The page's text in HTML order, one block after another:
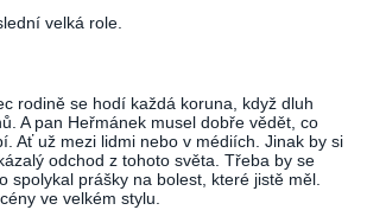
velká role.
rodině se hodí každá koruna, když dluh
A pan Heřmánek musel dobře vědět, co
Ať už mezi lidmi nebo v médiích. Jinak by si
odchod z tohoto světa. Třeba by se
spolykal prášky na bolest, které jistě měl.
ve velkém stylu.